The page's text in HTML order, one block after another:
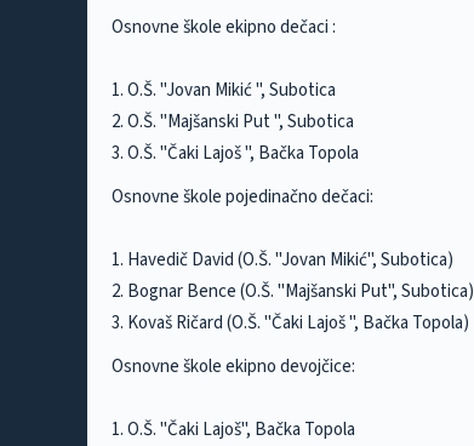
Osnovne škole ekipno dečaci :
1. O.Š. "Jovan Mikić ", Subotica
2. O.Š. "Majšanski Put ", Subotica
3. O.Š. "Čaki Lajoš ", Bačka Topola
Osnovne škole pojedinačno dečaci:
1. Havedič David (O.Š. "Jovan Mikić", Subotica)
2. Bognar Bence (O.Š. "Majšanski Put", Subotica)
3. Kovaš Ričard (O.Š. "Čaki Lajoš ", Bačka Topola)
Osnovne škole ekipno devojčice:
1. O.Š. "Čaki Lajoš", Bačka Topola